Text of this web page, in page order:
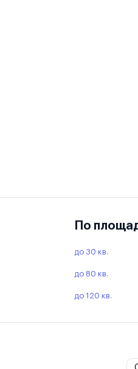
По
до 30 кв.
до 80 кв.
до 120 кв.